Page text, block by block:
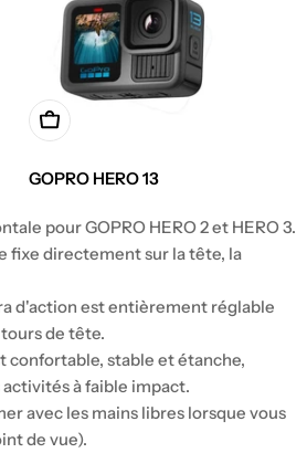
GOPRO HERO 13
​​
régulier
pour GOPRO HERO 2 et HERO 3.
fixe directement sur la tête, la
d'action est entièrement réglable
de tête.
confortable, stable et étanche,
à faible impact.
avec les mains libres lorsque vous
de vue).